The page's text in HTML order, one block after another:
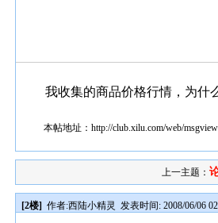
我收集的商品价格行情，为什
本帖地址：http://club.xilu.com/web/
上一主题：
[2楼] 作者:西陆小精灵 发表时间: 2008/06/06